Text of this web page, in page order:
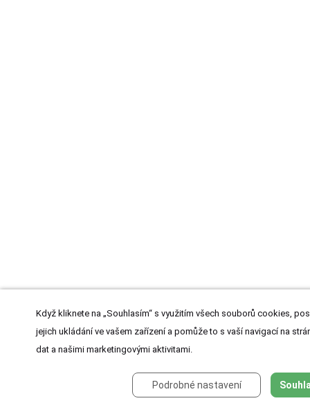
Když kliknete na „Souhlasím“ s využitím všech souborů cookies,
jejich ukládání ve vašem zařízení a pomůže to s vaší navigací na
dat a našimi marketingovými aktivitami.
Podrobné nastavení